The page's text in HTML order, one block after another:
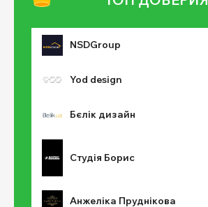
NSDGroup
Yod design
Бєлік дизайн
Студія Борис
Анжеліка Пруднікова